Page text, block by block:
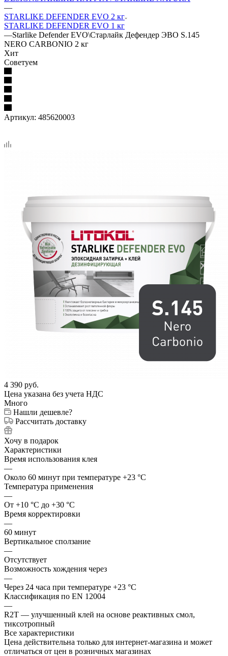
—
STARLIKE DEFENDER EVO 2 кг
STARLIKE DEFENDER EVO 1 кг
—Starlike Defender EVO\Старлайк Дефендер ЭВО S.145
NERO CARBONIO 2 кг
Хит
Советуем
Артикул: 485620003
4 390 руб.
Цена указана без учета НДС
Много
Нашли дешевле?
Рассчитать доставку
Хочу в подарок
Характеристики
Время использования клея
—
Около 60 минут при температуре +23 °С
Температура применения
—
От +10 °С до +30 °С
Время корректировки
—
60 минут
Вертикальное сползание
—
Отсутствует
Возможность хождения через
—
Через 24 часа при температуре +23 °С
Классификация по EN 12004
—
R2T — улучшенный клей на основе реактивных смол,
тиксотропный
Все характеристики
Цена действительна только для интернет-магазина и может
отличаться от цен в розничных магазинах